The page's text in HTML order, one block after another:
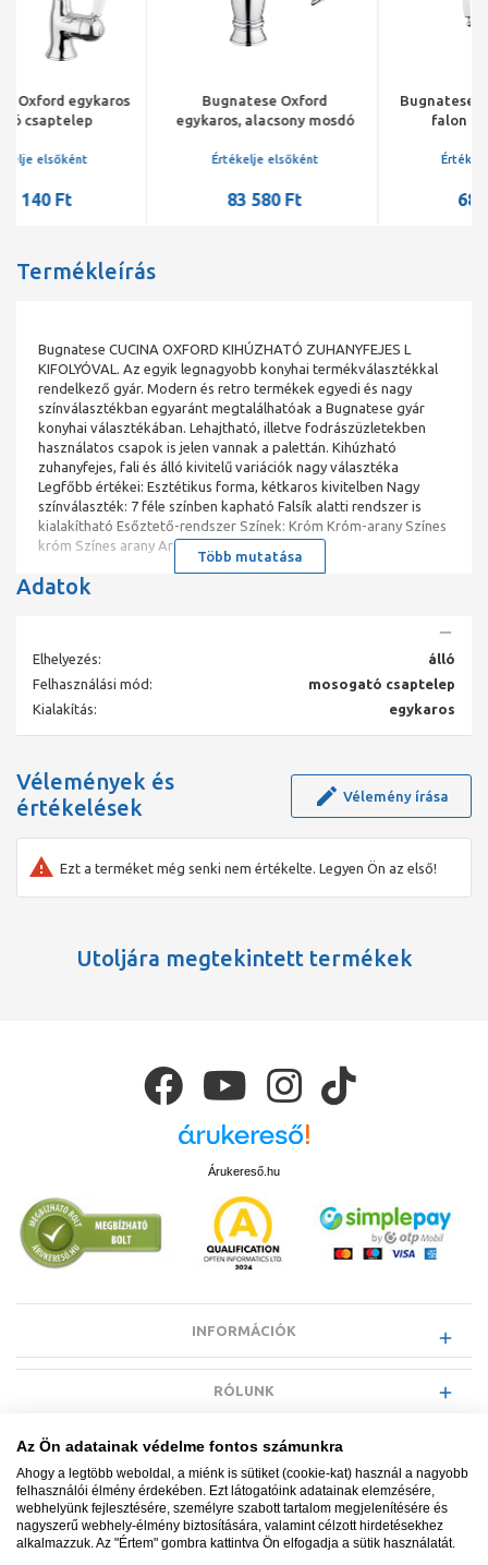
Bugnatese Oxford
egykaros, alacsony mosdó
Értékelje elsőként
Bugnatese Oxford egykaros
falon belüli mosdó
Értékelje elsőként
Termékleírás
Bugnatese CUCINA OXFORD KIHÚZHATÓ ZUHANYFEJES L
KIFOLYÓVAL. Az egyik legnagyobb konyhai termékválasztékkal
rendelkező gyár. Modern és retro termékek egyedi és nagy
színválasztékban egyaránt megtalálhatóak a Bugnatese gyár
konyhai választékában. Lehajtható, illetve fodrászüzletekben
használatos csapok is jelen vannak a palettán. Kihúzható
zuhanyfejes, fali és álló kivitelű variációk nagy választéka
Legfőbb értékei: Esztétikus forma, kétkaros kivitelben Nagy
színválaszték: 7 féle színben kapható Falsík alatti rendszer is
kialakítható Esőztető-rendszer Színek: Króm Króm-arany Színes
króm Színes arany Arany Rame/ réz Bronz
Több mutatása
Adatok
Elhelyezés:
álló
Felhasználási mód:
mosogató csaptelep
Kialakítás:
egykaros
Vélemények és
értékelések
Vélemény írása
Ezt a terméket még senki nem értékelte. Legyen Ön az első!
Utoljára megtekintett termékek
Árukereső.hu
INFORMÁCIÓK
RÓLUNK
EGYÉB INFORMÁCIÓK
VÁSÁRLÓI INFORMÁCIÓK
Az Ön adatainak védelme fontos számunkra
Ahogy a legtöbb weboldal, a miénk is sütiket (cookie-kat) használ a nagyobb
felhasználói élmény érdekében. Ezt látogatóink adatainak elemzésére,
webhelyünk fejlesztésére, személyre szabott tartalom megjelenítésére és
nagyszerű webhely-élmény biztosítására, valamint célzott hirdetésekhez
alkalmazzuk. Az "Értem" gombra kattintva Ön elfogadja a sütik használatát.